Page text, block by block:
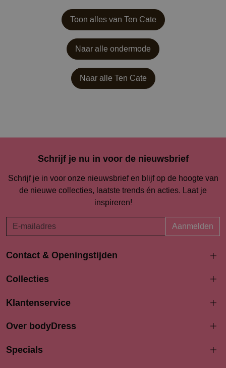
Toon alles van Ten Cate
Naar alle ondermode
Naar alle Ten Cate
Schrijf je nu in voor de nieuwsbrief
Schrijf je in voor onze nieuwsbrief en blijf op de hoogte van
de nieuwe collecties, laatste trends én acties. Laat je
inspireren!
Aanmelden
Contact & Openingstijden
Langestraat 94-96
033 4690704
Openingstijden
Maandag 13:00 - 17:30
Collecties
Klantenservice
Over bodyDress
Specials